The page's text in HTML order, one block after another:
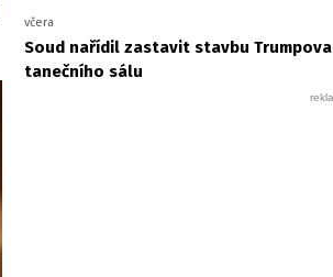
včera
Soud nařídil zastavit stavbu Trumpova
tanečního sálu